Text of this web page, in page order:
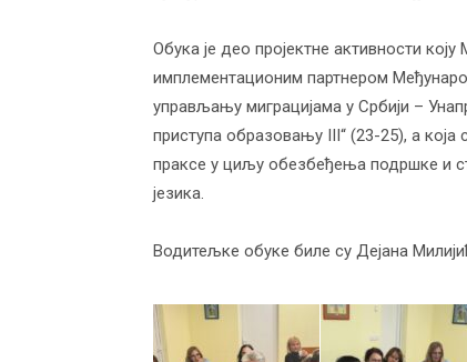
Обука је део пројектне активности
имплементационим партнером
управљању миграцијама у Србији –
приступа образовању III“ (23-25), а која
праксе у циљу обезбеђења подршке и
језика.
Водитељке обуке биле су Дејана